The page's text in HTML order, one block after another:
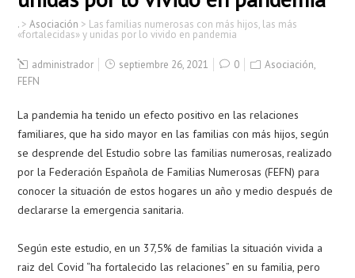
. >Asociación > Las familias numerosas con más hijos, las más
«fortalecidas» y unidas por lo vivido en pandemia
administrador septiembre 26, 2021 0 Asociación,
FEFN
La pandemia ha tenido un efecto positivo en las relaciones
familiares, que ha sido mayor en las familias con más hijos, según
se desprende del Estudio sobre las familias numerosas, realizado
por la Federación Española de Familias Numerosas (FEFN) para
conocer la situación de estos hogares un año y medio después de
declararse la emergencia sanitaria.
Según este estudio, en un 37,5% de familias la situación vivida a
raiz del Covid “ha fortalecido las relaciones” en su familia, pero